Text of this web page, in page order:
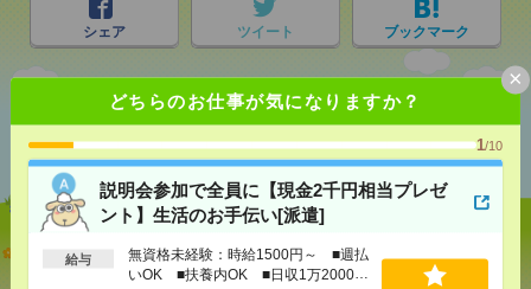
どちらのお仕事が気になりますか？
1/10
説明会参加で全員に【現金2千円相当プレゼ
ント】生活のお手伝い[派遣]
給与
無資格未経験：時給1500円～ ■週払
いOK ■扶養内OK ■日収1万2000円
×
シェア ツイート ブックマーク
あなたの閲覧履歴からの
おすすめ
説明会参加で全員に【現金2千円相当プレゼント】生
活のお手伝い[派遣]